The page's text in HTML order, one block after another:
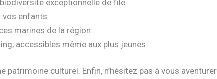
exceptionnelle de l’île.
enfants.
marines de la région.
accessibles même aux plus jeunes.
culturel. Enfin, n’hésitez pas à vous aventurer